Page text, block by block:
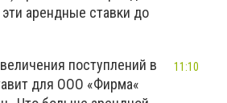
эти арендные ставки до
поступлений в
для ООО «Фирма«
11:10